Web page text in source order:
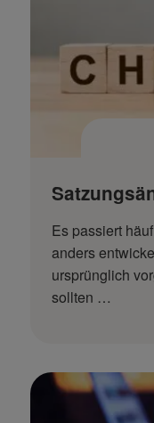
Es passiert
anders
ursprünglich
sollten …